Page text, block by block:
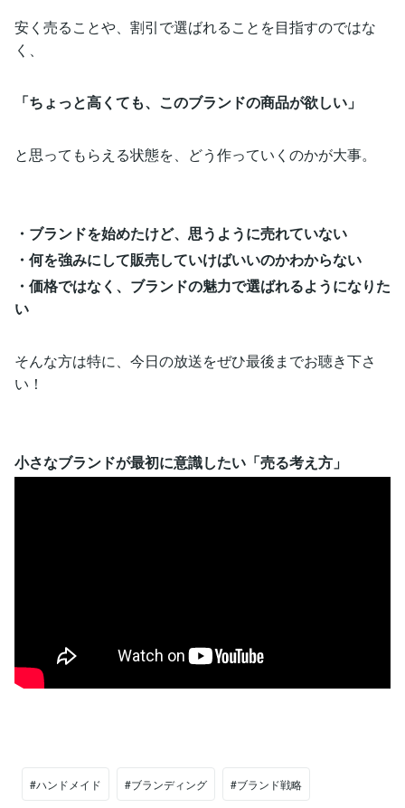
安く売ることや、割引で選ばれることを目指すのではな
く、
「ちょっと高くても、このブランドの商品が欲しい」
と思ってもらえる状態を、どう作っていくのかが大事。
・ブランドを始めたけど、思うように売れていない
・何を強みにして販売していけばいいのかわからない
・価格ではなく、ブランドの魅力で選ばれるようになりた
い
そんな方は特に、今日の放送をぜひ最後までお聴き下さ
い！
小さなブランドが最初に意識したい「売る考え方」
#ハンドメイド #ブランディング #ブランド戦略